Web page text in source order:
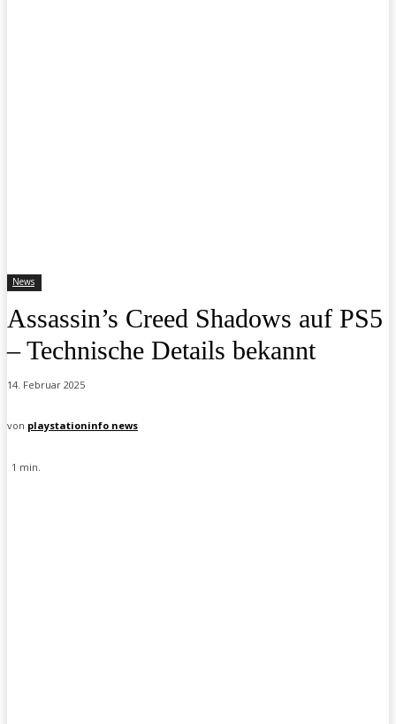
News
Assassin’s Creed Shadows auf PS5
– Technische Details bekannt
14. Februar 2025
von playstationinfo news
1 min.